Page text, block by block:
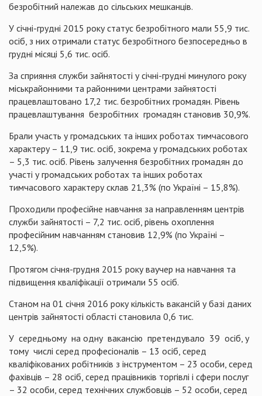
безробітний належав до сільських мешканців.
У січні-грудні 2015 року статус безробітного мали 55,9 тис.
осіб, з них отримали статус безробітного безпосередньо в
грудні місяці 5,6 тис. осіб.
За сприяння служби зайнятості у січні-грудні минулого року
міськрайонними та районними центрами зайнятості
працевлаштовано 17,2 тис. безробітних громадян. Рівень
працевлаштування безробітних громадян становив 30,9%.
Брали участь у громадських та інших роботах тимчасового
характеру – 11,9 тис. осіб, зокрема у громадських роботах
– 5,3 тис. осіб. Рівень залучення безробітних громадян до
участі у громадських роботах та інших роботах
тимчасового характеру склав 21,3% (по Україні – 15,8%).
Проходили професійне навчання за направленням центрів
служби зайнятості – 7,2 тис. осіб, рівень охоплення
професійним навчанням становив 12,9% (по Україні –
12,5%).
Протягом січня-грудня 2015 року ваучер на навчання та
підвищення кваліфікації отримали 55 осіб.
Станом на 01 січня 2016 року кількість вакансій у базі даних
центрів зайнятості області становила 0,6 тис.
У середньому на одну вакансію претендувало 39 осіб, у
тому числі серед професіоналів – 13 осіб, серед
кваліфікованих робітників з інструментом – 23 особи, серед
фахівців – 28 осіб, серед працівників торгівлі і сфери послуг
– 32 особи, серед технічних службовців – 52 особи, серед